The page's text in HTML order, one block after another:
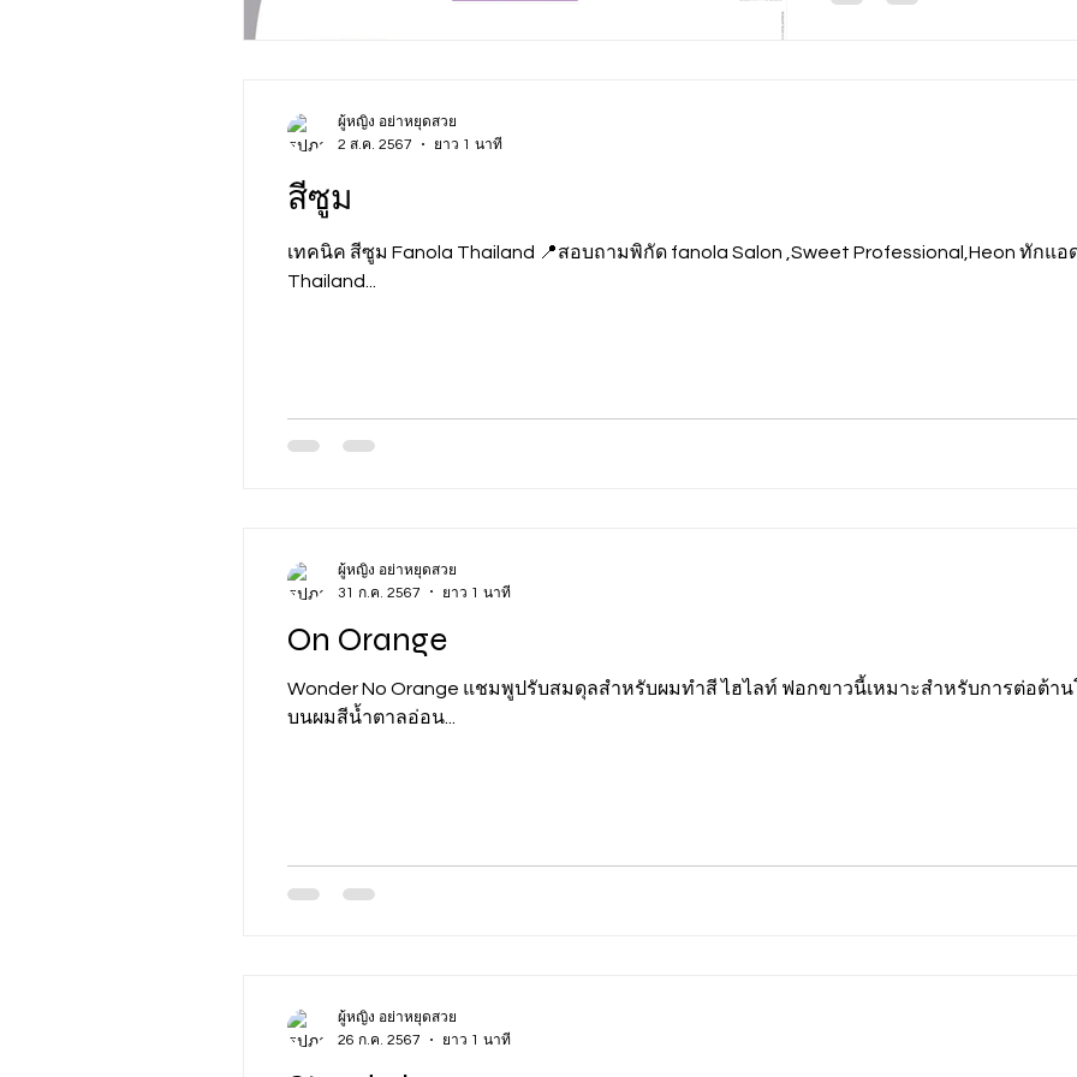
สีซูม
เทคนิค สีซูม Fanola Thailand 📍สอบถามพิกัด fanola Salon ,Sweet Professional,Heon ทักแอดมิน 💬 Line oa
Thailand...
ผู้หญิง อย่าหยุดสวย
2 ส.ค. 2567
ยาว 1 นาที
On Orange
Wonder No Orange แชมพูปรับสมดุลสำหรับผมทำสี ไฮไลท์ ฟอกขาวนี้เหมาะสำหรับการต่อต้า
บนผมสีน้ำตาลอ่อน...
ผู้หญิง อย่าหยุดสวย
31 ก.ค. 2567
ยาว 1 นาที
ผู้หญิง อย่าหยุดสวย
26 ก.ค. 2567
ยาว 1 นาที